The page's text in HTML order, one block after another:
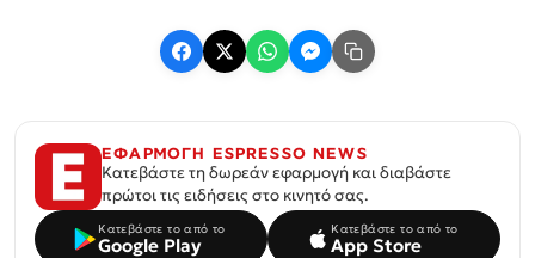
ΕΦΑΡΜΟΓΗ ESPRESSO NEWS
Κατεβάστε τη δωρεάν εφαρμογή και διαβάστε
πρώτοι τις ειδήσεις στο κινητό σας.
Κατεβάστε το από το
Google Play
Κατεβάστε το από το
App Store